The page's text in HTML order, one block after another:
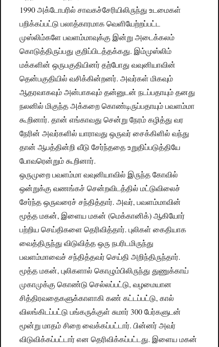
1990 அக்டோபரில் சாவகச்சேரியிலிருந்து உடமைகள்
பறிக்கப்பட்டு பலாத்காரமாக வெளியேற்றப்பட்ட
முஸ்லிம்களே பவளம்மாவுக்கு இன்று அடைக்கலம்
கொடுத்திருப்பது குறிப்பிடத்தக்கது. இம்முஸ்லிம்
மக்களின் ஒருபகுதியினர் தற்போது வவுனியாவின்
தென்பகுதியில் வசிக்கின்றனர். அவர்கள் மிகவும்
ஆதரவாகவும் அன்பாகவும் தன்னுடன் நடப்பதாயும் தனது
நலனில் மிகுந்த அக்கறை கொண்டிருப்பதாயும் பவளம்மா
கூறினார். தான் எங்காவது சென்று நேரம் கழித்து வர
நேரின் அவர்களில் யாராவது ஒருவர் சைக்கிளில் வந்து
தான் ஆபத்தின்றி வீடு சேர்ந்ததை உறுதிப்படுத்தியே
போவரென்றும் கூறினார்.
ஒருமுறை பவளம்மா வவுனியாவில் இருந்த கோவில்
ஒன்றுக்கு வணங்கச் சென்றவிடத்தில் மட்டுவிலைச்
சேர்ந்த ஒருவரைச் சந்தித்தார். அவர், பவளம்மாவின்
மூத்த மகன், இளைய மகன் (மெக்கானிக்) ஆகியோர்
பற்றிய செய்திகளை தெரிவித்தார். புலிகள் கைதியாக
வைத்திருந்து விடுவித்த ஒரு நபரிடமிருந்து
பவளம்மாவைச் சந்தித்தவர் செய்தி அறிந்திருந்தார்.
மூத்த மகன், புலிகளால் கொழும்பிலிருந்து துணுக்காய்
முகாமுக்கு கொண்டு செல்லப்பட்டு, வழமையான
சித்திரவதைகளுக்காளாகி கண் கட்டப்பட்டு, கால்
விலங்கிடப்பட்டு பங்கருக்குள் சுமார் 300 பேர்களுடன்
மூன்று மாதம் சிறை வைக்கப்பட்டார். பின்னர் அவர்
விடுவிக்கப்பட்டார் என தெரிவிக்கப்பட்டது. இளைய மகன்